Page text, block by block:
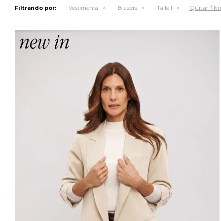
Filtrando por: Vestimenta Blazers Talle l Quitar